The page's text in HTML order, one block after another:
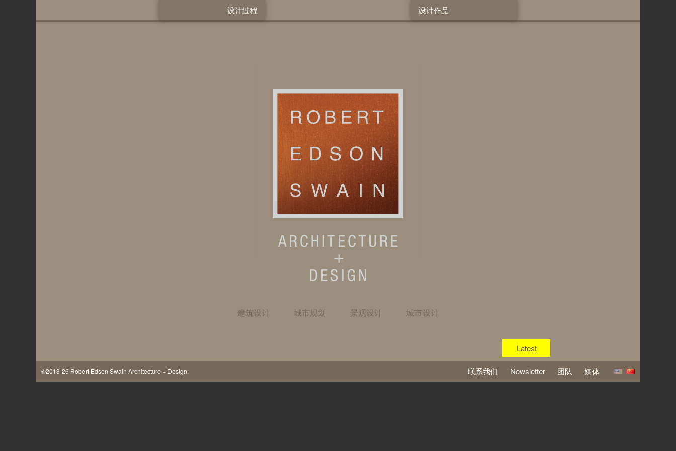
设计过程 设计作品
建筑设计 城市规划 景观设计 城市设计
©2013-26 Robert Edson Swain Architecture + Design. 联系我们
Latest
Newsletter 团队 媒体